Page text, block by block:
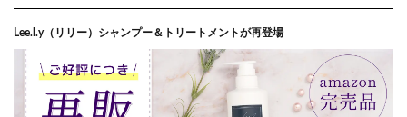
Lee.l.y（リリー）シャンプー＆トリートメントが再登場